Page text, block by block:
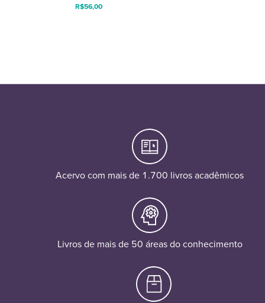
R$56,00
Acervo com mais de 1.700 livros acadêmicos
Livros de mais de 50 áreas do conhecimento